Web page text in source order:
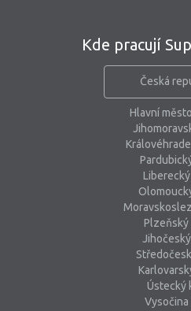
Kde pracují
Česká
Hlavní
Plzeňský
Ústecký
Vysočina